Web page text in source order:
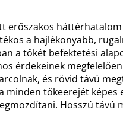
erőszakos
a hajlékonyabb,
a tőkét befektetési
érdekeinek
és rövid távú
minden tőkeerejét képes
Hosszú távú